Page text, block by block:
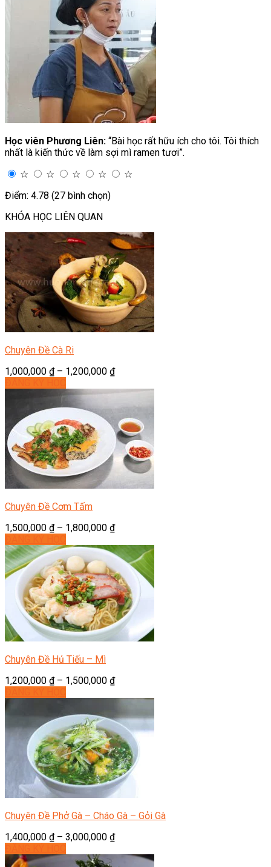
Học viên Phương Liên: “Bài học rất hữu ích cho tôi. Tôi thích
nhất là kiến thức về làm sợi mì ramen tươi”.
☆
☆ ☆ ☆
☆
Điểm: 4.78 (27 bình chọn)
KHÓA HỌC LIÊN QUAN
Chuyên Đề Cà Ri
1,000,000 ₫– 1,200,000 ₫
Chuyên Đề Cơm Tấm
1,500,000 ₫– 1,800,000 ₫
Chuyên Đề Hủ Tiếu – Mì
1,200,000 ₫– 1,500,000 ₫
Chuyên Đề Phở Gà – Cháo Gà – Gỏi Gà
1,400,000 ₫– 3,000,000 ₫